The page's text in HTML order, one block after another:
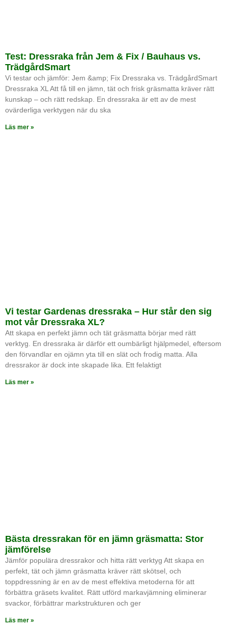
Test: Dressraka från Jem & Fix / Bauhaus vs.
TrädgårdSmart
Vi testar och jämför: Jem &amp; Fix Dressraka vs. TrädgårdSmart
Dressraka XL Att få till en jämn, tät och frisk gräsmatta kräver rätt
kunskap – och rätt redskap. En dressraka är ett av de mest
ovärderliga verktygen när du ska
Läs mer »
Vi testar Gardenas dressraka – Hur står den sig
mot vår Dressraka XL?
Att skapa en perfekt jämn och tät gräsmatta börjar med rätt
verktyg. En dressraka är därför ett oumbärligt hjälpmedel, eftersom
den förvandlar en ojämn yta till en slät och frodig matta. Alla
dressrakor är dock inte skapade lika. Ett felaktigt
Läs mer »
Bästa dressrakan för en jämn gräsmatta: Stor
jämförelse
Jämför populära dressrakor och hitta rätt verktyg Att skapa en
perfekt, tät och jämn gräsmatta kräver rätt skötsel, och
toppdressning är en av de mest effektiva metoderna för att
förbättra gräsets kvalitet. Rätt utförd markavjämning eliminerar
svackor, förbättrar markstrukturen och ger
Läs mer »